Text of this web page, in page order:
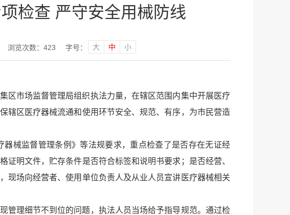
检查 严守安全用械防线
浏览次数： 423 字号： 大 中 小
区市场监督管理局组织执法力量，在辖区范围内集中开展医疗
辖区医疗器械流通和使用环节安全、规范、有序，为市民营造
械监督管理条例》等法规要求，重点检查了是否存在无证经
明文件，贮存条件是否符合标签和说明书要求；是否经营、
现场向经营者、使用单位负责人及从业人员宣讲医疗器械相关
管理细节不到位的问题，执法人员当场给予指导规范。通过检